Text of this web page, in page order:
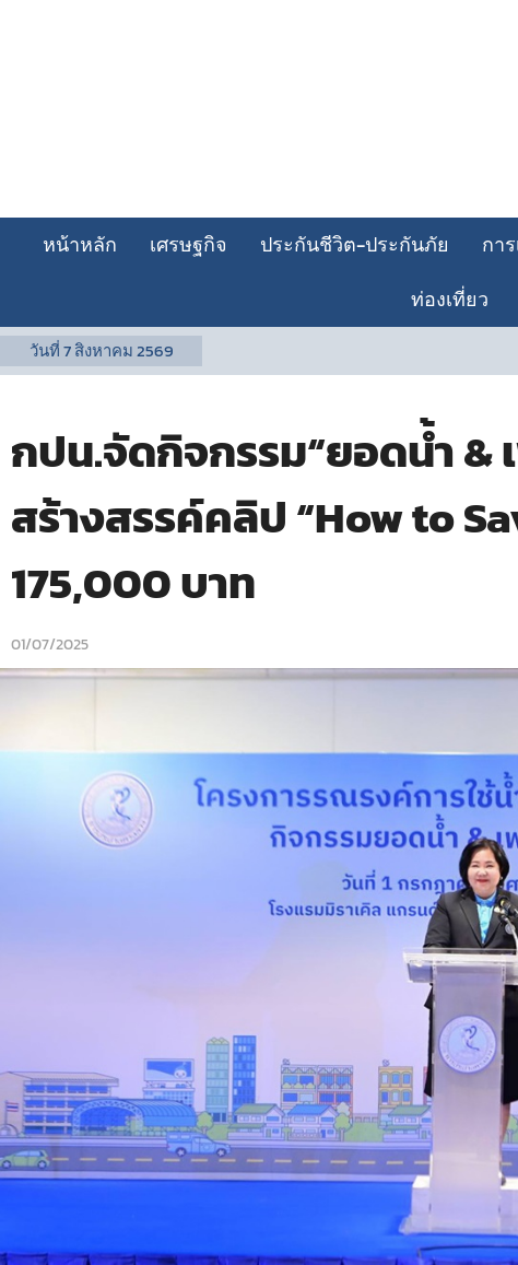
หน้าหลัก เศรษฐกิจ ประกันชีวิต-ประกันภัย กา
ท่องเที่ยว
วันที่7 สิงหาคม 2569
กปน.จัดกิจกรรม“ยอดน้ำ &
สร้างสรรค์คลิป “How to
175,000 บาท
01/07/2025